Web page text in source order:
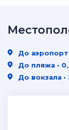
До
До пляжа •
До вокзала •